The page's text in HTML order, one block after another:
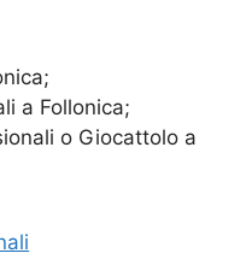
a Follonica;
o Giocattolo a